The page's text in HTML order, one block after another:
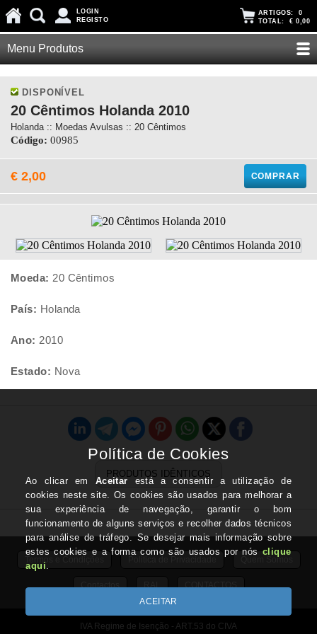
LOGIN
REGISTO
ARTIGOS: 0
TOTAL: € 0,00
Menu Produtos
DISPONÍVEL
20 Cêntimos Holanda 2010
Holanda :: Moedas Avulsas :: 20 Cêntimos
Código: 00985
€ 2,00 COMPRAR
Moeda: 20 Cêntimos
País: Holanda
Ano: 2010
Estado: Nova
PRODUTOS IDÊNTICOS
Termos e Condições Quem Somos
Contactos RAL CONTACTOS
IVA Regime de Isenção - ART.53 do CIVA